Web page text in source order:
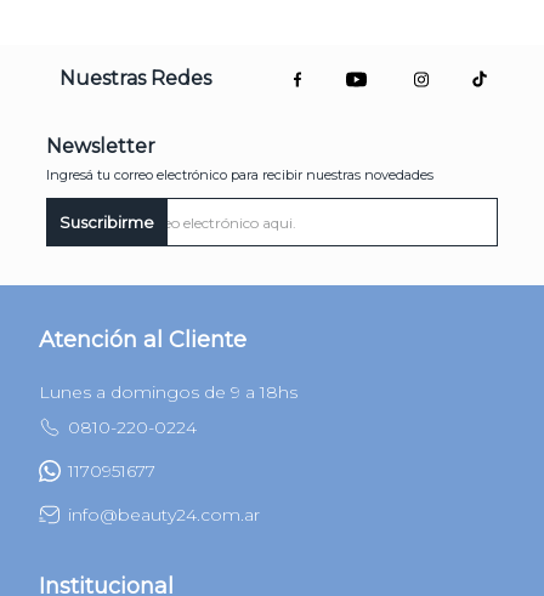
55 gr
Capsule Cream
$ 79.999 $ 69.199